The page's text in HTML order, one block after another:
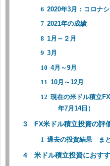
2020年3月：コロナ
2021年の成績
1月～２月
3月
4月～9月
10月～12月
現在の米ドル積立
年7月14日）
FX米ドル積立投資の評
過去の投資結果 ま
米ドル積立投資におす